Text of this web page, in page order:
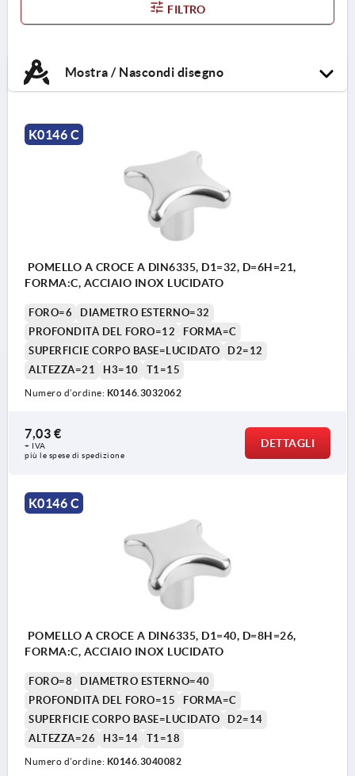
FILTRO
Mostra / Nascondi disegno
K0146 C
POMELLO A CROCE A DIN6335, D1=32, D=6H=21,
FORMA:C, ACCIAIO INOX LUCIDATO
FORO=6
DIAMETRO ESTERNO=32
PROFONDITÀ DEL FORO=12
FORMA=C
SUPERFICIE CORPO BASE=LUCIDATO
D2=12
ALTEZZA=21
H3=10 T1=15
Numero d’ordine: K0146.3032062
7,03 €
+ IVA
più le spese di spedizione
DETTAGLI
K0146 C
POMELLO A CROCE A DIN6335, D1=40, D=8H=26,
FORMA:C, ACCIAIO INOX LUCIDATO
FORO=8
DIAMETRO ESTERNO=40
PROFONDITÀ DEL FORO=15
FORMA=C
SUPERFICIE CORPO BASE=LUCIDATO
D2=14
ALTEZZA=26
H3=14 T1=18
Numero d’ordine: K0146.3040082